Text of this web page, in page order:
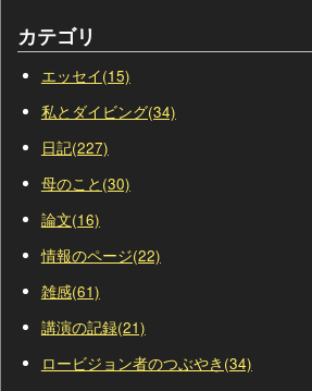
カテゴリ
エッセイ(15)
私とダイビング(34)
日記(227)
母のこと(30)
論文(16)
情報のページ(22)
雑感(61)
講演の記録(21)
ロービジョン者のつぶやき(34)